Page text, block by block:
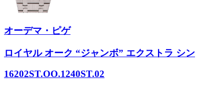
オーデマ・ピゲ
ロイヤル オーク “ジャンボ” エクストラ シン
16202ST.OO.1240ST.02